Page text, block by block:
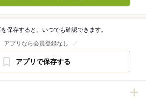
保存すると、いつでも確認できます。
アプリなら会員登録なし
アプリで保存する